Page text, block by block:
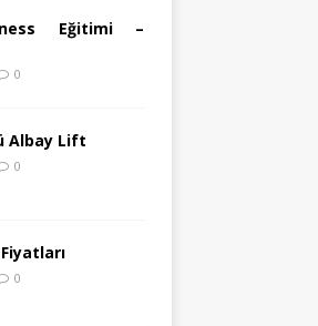
Eğitimi –
0
Albay Lift
0
0